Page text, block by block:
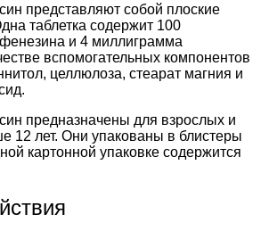
представляют собой плоские
таблетка содержит 100
и 4 миллиграмма
вспомогательных компонентов
целлюлоза, стеарат магния и
предназначены для взрослых и
12 лет. Они упакованы в блистеры
картонной упаковке содержится